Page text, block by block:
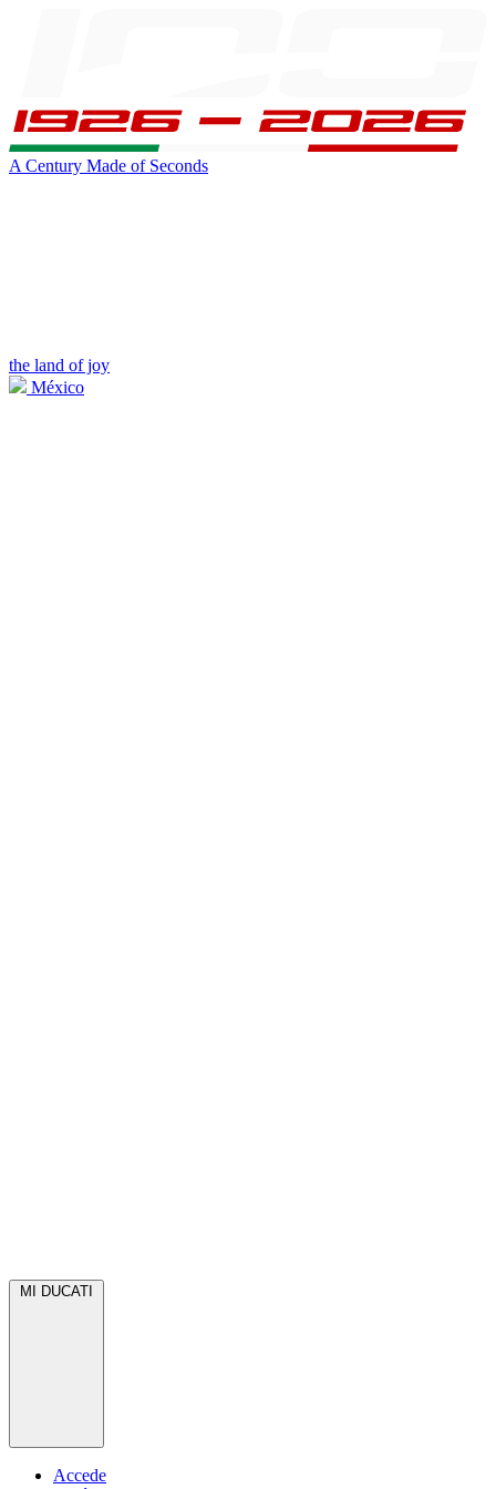
A Century Made of Seconds
the land of joy
México
MI DUCATI
Accede